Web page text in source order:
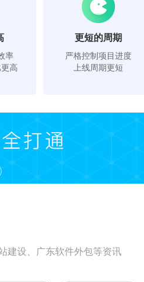
率
高
更短的周期
严格控制项目进度
上线周期更短
建设、广东软件外包等资讯